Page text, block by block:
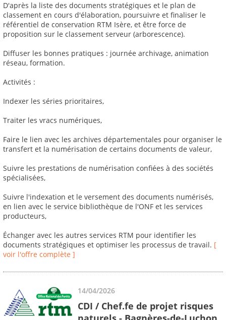
D'après la liste des documents stratégiques et le plan de
classement en cours d'élaboration, poursuivre et finaliser le
référentiel de conservation RTM Isère, et être force de
proposition sur le classement serveur (arborescence).
Diffuser les bonnes pratiques : journée archivage, animation
réseau, formation.
Activités :
Indexer les séries prioritaires,
Traiter les vracs numériques,
Faire le lien avec les archives départementales pour organiser le
transfert et la numérisation de certains documents de valeur,
Suivre les prestations de numérisation confiées à des sociétés
spécialisées,
Suivre l'indexation et le versement des documents numérisés,
en lien avec le service bibliothèque de l'ONF et les services
producteurs,
Échanger avec les autres services RTM pour identifier les
documents stratégiques et optimiser les processus de travail. [
voir l'offre complète ]
14/04/2026
CDI / Chef.fe de projet risques